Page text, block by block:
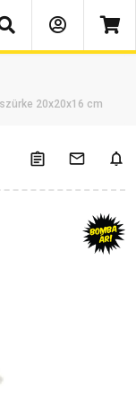
Keresés
20x20x16 cm
Kapcsolódó cikkek